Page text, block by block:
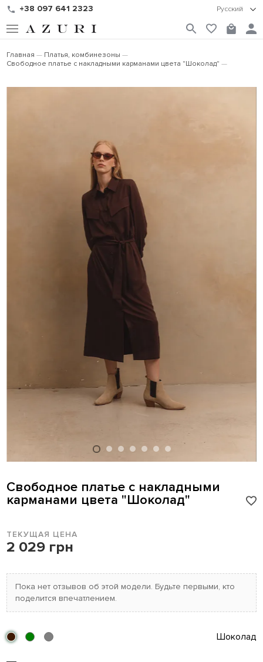
+38 097 641 2323 Русский
Главная
Платья, комбинезоны
Свободное платье с накладными карманами цвета "Шоколад"
Свободное платье с накладными
карманами цвета "Шоколад"
ТЕКУЩАЯ ЦЕНА
2 029 грн
Пока нет отзывов об этой модели. Будьте первыми, кто
поделится впечатлением.
Шоколад